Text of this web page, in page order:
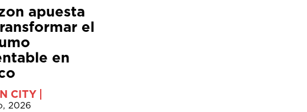
apuesta
el
en
CITY
2026